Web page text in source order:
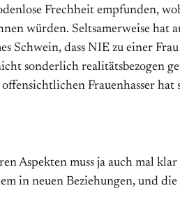
Frechheit empfunden,
würden. Seltsamerweise
Schwein, dass NIE zu einer
sonderlich realitätsbezogen
Frauenhasser
Aspekten muss ja auch mal
in neuen Beziehungen, und